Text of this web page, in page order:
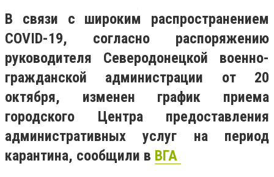
В связи с широким распространением
COVID-19, согласно распоряжению
руководителя Северодонецкой военно-
гражданской администрации от 20
октября, изменен график приема
городского Центра предоставления
административных услуг на период
карантина, сообщили в ВГА